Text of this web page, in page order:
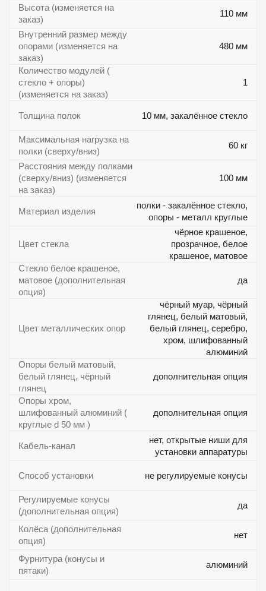
Высота (изменяется на
заказ)
110 мм
Внутренний размер между
опорами (изменяется на
заказ)
480 мм
Количество модулей (
стекло + опоры)
(изменяется на заказ)
1
Толщина полок 10 мм, закалённое стекло
Максимальная нагрузка на
полки (сверху/вниз)
60 кг
Расстояния между полками
(сверху/вниз) (изменяется
на заказ)
100 мм
Материал изделия
полки - закалённое стекло,
опоры - металл круглые
Цвет стекла
чёрное крашеное,
прозрачное, белое
крашеное, матовое
Стекло белое крашеное,
матовое (дополнительная
опция)
да
Цвет металлических опор
чёрный муар, чёрный
глянец, белый матовый,
белый глянец, серебро,
хром, шлифованный
алюминий
Опоры белый матовый,
белый глянец, чёрный
глянец
дополнительная опция
Опоры хром,
шлифованный алюминий (
круглые d 50 мм )
дополнительная опция
Кабель-канал
нет, открытые ниши для
установки аппаратуры
Способ установки не регулируемые конусы
Регулируемые конусы
(дополнительная опция)
да
Колёса (дополнительная
опция)
нет
Фурнитура (конусы и
пятаки)
алюминий